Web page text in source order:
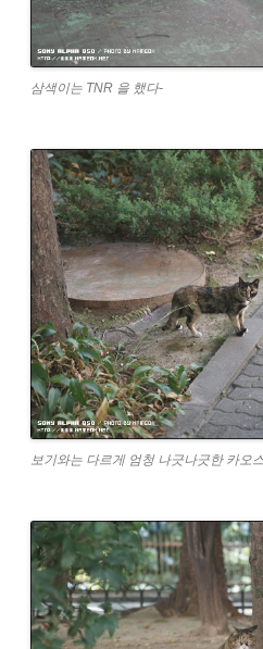
삼색이는 TNR 을 했다-
보기와는 다르게 엄청 나긋나긋한 카오